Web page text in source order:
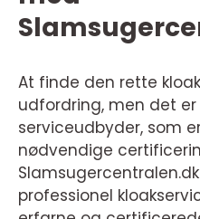
At finde den rette
udfordring, men det
serviceudbyder, som
nødvendige
professionel